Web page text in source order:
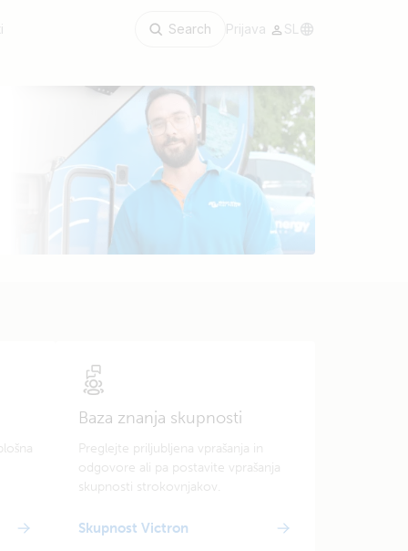
Search Prijava SL
Baza znanja skupnosti
Preglejte priljubljena vprašanja in
odgovore ali pa postavite vprašanja
skupnosti strokovnjakov.
Skupnost Victron